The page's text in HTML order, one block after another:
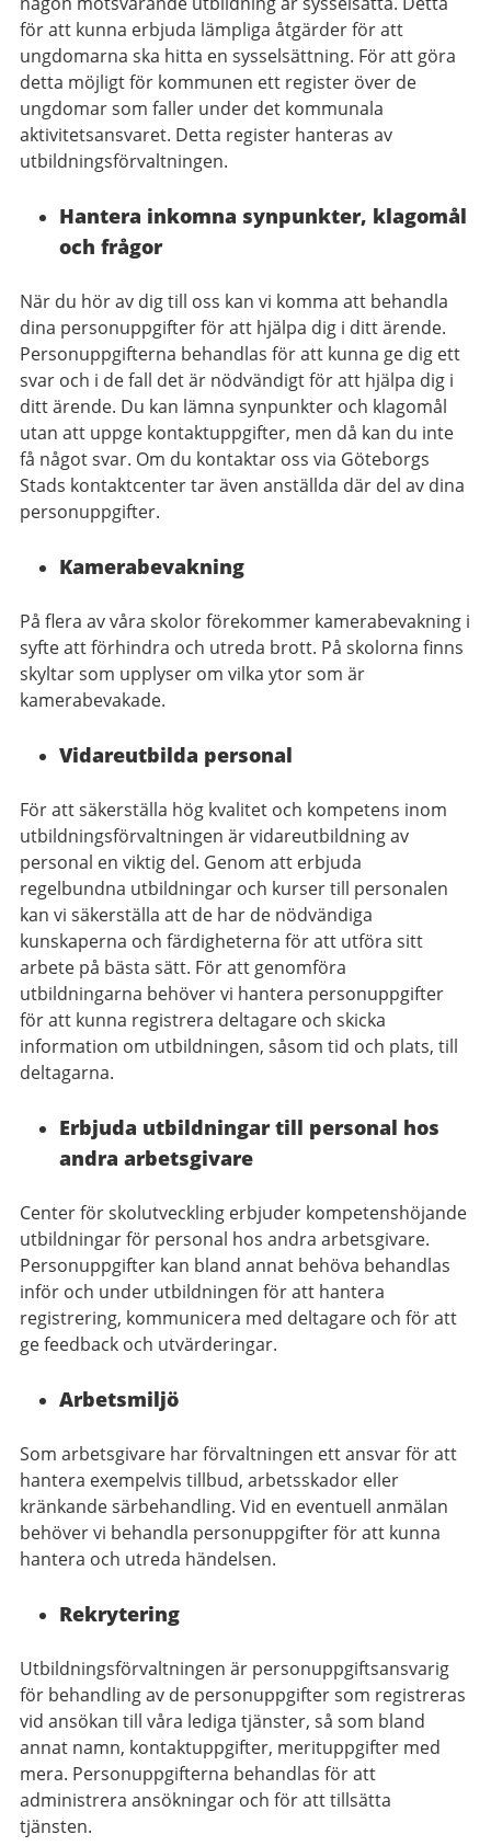
för att kunna erbjuda lämpliga åtgärder för att
ungdomarna ska hitta en sysselsättning. För att göra
detta möjligt för kommunen ett register över de
ungdomar som faller under det kommunala
aktivitetsansvaret. Detta register hanteras av
utbildningsförvaltningen.
Hantera inkomna synpunkter, klagomål
och frågor
När du hör av dig till oss kan vi komma att behandla
dina personuppgifter för att hjälpa dig i ditt ärende.
Personuppgifterna behandlas för att kunna ge dig ett
svar och i de fall det är nödvändigt för att hjälpa dig i
ditt ärende. Du kan lämna synpunkter och klagomål
utan att uppge kontaktuppgifter, men då kan du inte
få något svar. Om du kontaktar oss via Göteborgs
Stads kontaktcenter tar även anställda där del av dina
personuppgifter.
Kamerabevakning
På flera av våra skolor förekommer kamerabevakning i
syfte att förhindra och utreda brott. På skolorna finns
skyltar som upplyser om vilka ytor som är
kamerabevakade.
Vidareutbilda personal
För att säkerställa hög kvalitet och kompetens inom
utbildningsförvaltningen är vidareutbildning av
personal en viktig del. Genom att erbjuda
regelbundna utbildningar och kurser till personalen
kan vi säkerställa att de har de nödvändiga
kunskaperna och färdigheterna för att utföra sitt
arbete på bästa sätt. För att genomföra
utbildningarna behöver vi hantera personuppgifter
för att kunna registrera deltagare och skicka
information om utbildningen, såsom tid och plats, till
deltagarna.
Erbjuda utbildningar till personal hos
andra arbetsgivare
Center för skolutveckling erbjuder kompetenshöjande
utbildningar för personal hos andra arbetsgivare.
Personuppgifter kan bland annat behöva behandlas
inför och under utbildningen för att hantera
registrering, kommunicera med deltagare och för att
ge feedback och utvärderingar.
Arbetsmiljö
Som arbetsgivare har förvaltningen ett ansvar för att
hantera exempelvis tillbud, arbetsskador eller
kränkande särbehandling. Vid en eventuell anmälan
behöver vi behandla personuppgifter för att kunna
hantera och utreda händelsen.
Rekrytering
Utbildningsförvaltningen är personuppgiftsansvarig
för behandling av de personuppgifter som registreras
vid ansökan till våra lediga tjänster, så som bland
annat namn, kontaktuppgifter, merituppgifter med
mera. Personuppgifterna behandlas för att
administrera ansökningar och för att tillsätta
tjänsten.